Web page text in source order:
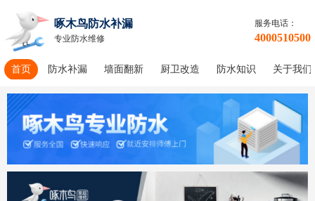
啄木鸟防水补漏
专业防水维修
服务电话：
4000510500
首页 防水补漏 墙面翻新 厨卫改造 防水知识 关于我们